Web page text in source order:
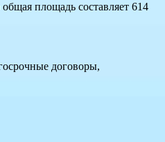
площадь составляет 614
договоры,